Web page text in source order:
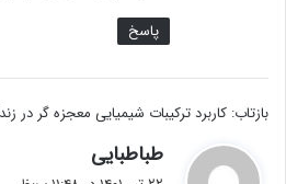
پاسخ
بازتاب: کاربرد ترکیبات شیمیایی معجزه گر در
طباطبایی